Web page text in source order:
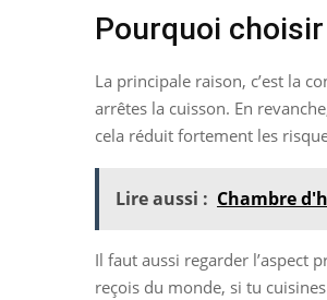
Pourquoi
La principale raison, c’est la
arrêtes la cuisson. En
cela réduit fortement les
Lire aussi : Chambre
Il faut aussi regarder l’aspect
reçois du monde, si tu